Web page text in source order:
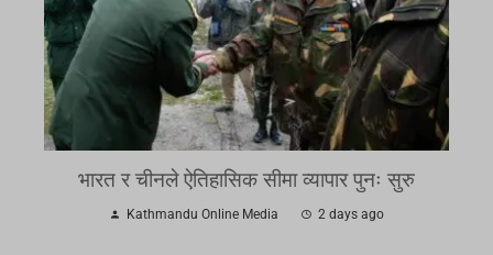
भारत र चीनले ऐतिहासिक सीमा व्यापार पुनः सुरु
Kathmandu Online Media 2 days ago